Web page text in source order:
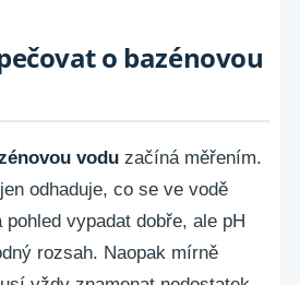
o bazénovou
vodu začíná měřením.
odhaduje, co se ve vodě
pohled vypadat dobře, ale pH
rozsah. Naopak mírně